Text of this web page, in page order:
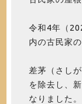
令和4年（
内の古民家
差茅（さし
を除去し、
なりました。